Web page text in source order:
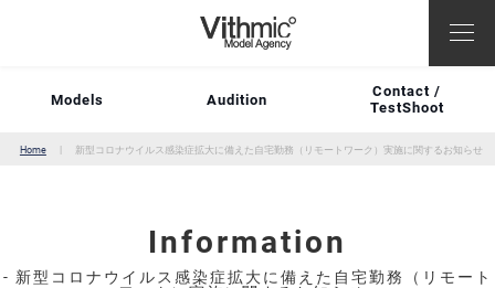
Models Audition
Contact /
TestShoot
Home 新型コロナウイルス感染症拡大に備えた自宅勤務（リモートワーク）実施に関するお知らせ
Information
- 新型コロナウイルス感染症拡大に備えた自宅勤務（リモート